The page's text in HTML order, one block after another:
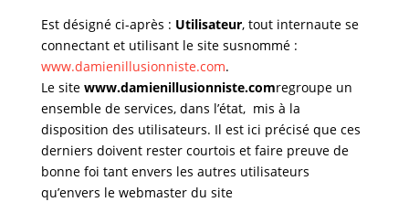
Est désigné ci-après : Utilisateur, tout internaute se
connectant et utilisant le site susnommé :
www.damienillusionniste.com.
Le site www.damienillusionniste.comregroupe un
ensemble de services, dans l’état, mis à la
disposition des utilisateurs. Il est ici précisé que ces
derniers doivent rester courtois et faire preuve de
bonne foi tant envers les autres utilisateurs
qu’envers le webmaster du site